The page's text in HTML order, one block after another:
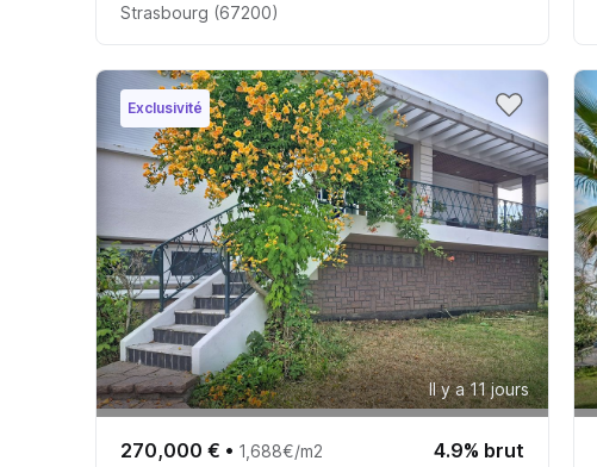
Strasbourg (67200)
Exclusivité
Il y a 11 jours
270,000 € • 1,688€/m2 4.9% brut